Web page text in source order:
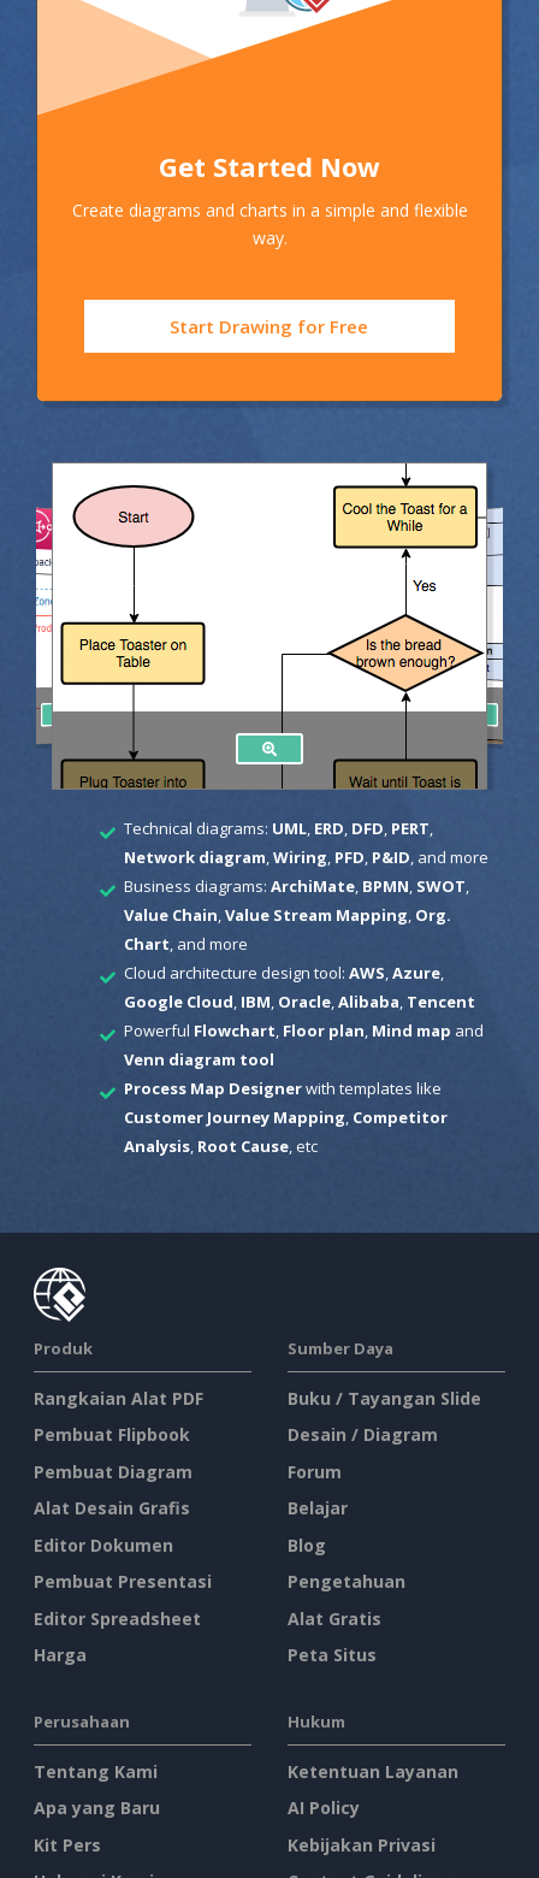
Get Started Now
Create diagrams and charts in a simple and flexible
way.
Start Drawing for Free
Technical diagrams: UML, ERD DFD PERT
Network diagram Wiring PFD P&ID , and more
Business diagrams: ArchiMate, BPMN SWOT
Value Chain Value Stream Mapping Org.
Chart , and more
Cloud architecture design tool: AWS Azure,
Google Cloud IBM Oracle, Alibaba Tencent
Powerful Flowchart Floor plan Mind map and
Venn diagram tool
Process Map Designerwith templates like
Customer Journey Mapping Competitor
Analysis, Root Cause, etc
Produk
Rangkaian Alat PDF
Pembuat Flipbook
Pembuat Diagram
Alat Desain Grafis
Editor Dokumen
Pembuat Presentasi
Editor Spreadsheet
Harga
Sumber Daya
Buku / Tayangan Slide
Desain / Diagram
Forum
Belajar
Blog
Pengetahuan
Alat Gratis
Peta Situs
Perusahaan
Tentang Kami
Apa yang Baru
Kit Pers
Hukum
Ketentuan Layanan
AI Policy
Kebijakan Privasi